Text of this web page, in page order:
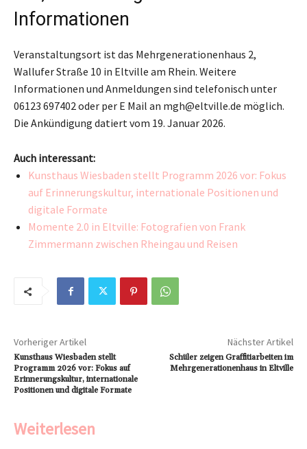
Informationen
Veranstaltungsort ist das Mehrgenerationenhaus 2,
Wallufer Straße 10 in Eltville am Rhein. Weitere
Informationen und Anmeldungen sind telefonisch unter
06123 697402 oder per E Mail an mgh@eltville.de möglich.
Die Ankündigung datiert vom 19. Januar 2026.
Auch interessant:
Kunsthaus Wiesbaden stellt Programm 2026 vor: Fokus
auf Erinnerungskultur, internationale Positionen und
digitale Formate
Momente 2.0 in Eltville: Fotografien von Frank
Zimmermann zwischen Rheingau und Reisen
Vorheriger Artikel
Kunsthaus Wiesbaden stellt
Programm 2026 vor: Fokus auf
Erinnerungskultur, internationale
Positionen und digitale Formate
Nächster Artikel
Schüler zeigen Graffitiarbeiten im
Mehrgenerationenhaus in Eltville
Weiterlesen